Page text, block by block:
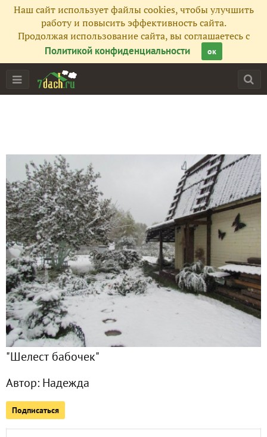
Наш сайт использует файлы cookies, чтобы улучшить
работу и повысить эффективность сайта.
Продолжая использование сайта, вы соглашаетесь с
Политикой конфиденциальности
ок
"Шелест бабочек"
Автор: Надежда
Подписаться
Главная
Подписчики 53
Все публикации 124
Сейчас обсуждают
Пятница 13, или Вдогонку Хэллоуину...
Дачный обед в ноябре
Эпилог (2020)...
Наши заборы
Наши актинидии. Опыт выращивания "киви" в Сибири...